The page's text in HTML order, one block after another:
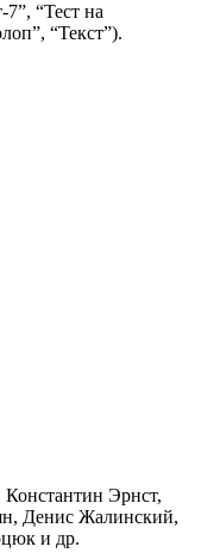
“Тест на
“Текст”).
Эрнст,
Денис Жалинский,
и др.